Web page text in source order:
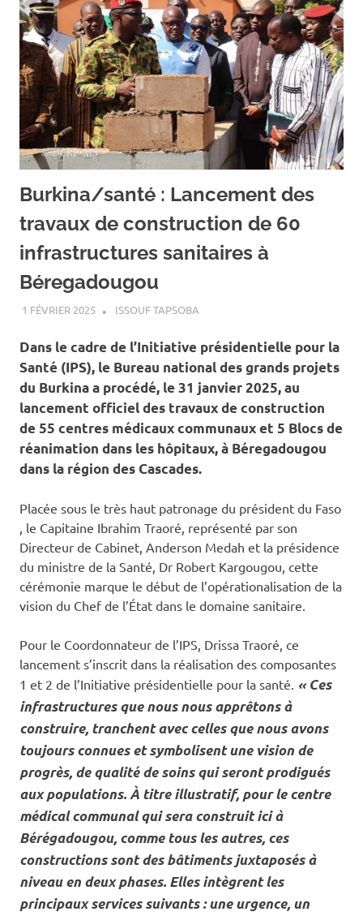
Burkina/santé : Lancement des
travaux de construction de 60
infrastructures sanitaires à
Béregadougou
1 FÉVRIER 2025 ISSOUF TAPSOBA
Dans le cadre de l’Initiative présidentielle pour la
Santé (IPS), le Bureau national des grands projets
du Burkina a procédé, le 31 janvier 2025, au
lancement officiel des travaux de construction
de 55 centres médicaux communaux et 5 Blocs de
réanimation dans les hôpitaux, à Béregadougou
dans la région des Cascades.
Placée sous le très haut patronage du président du Faso
, le Capitaine Ibrahim Traoré, représenté par son
Directeur de Cabinet, Anderson Medah et la présidence
du ministre de la Santé, Dr Robert Kargougou, cette
cérémonie marque le début de l’opérationalisation de la
vision du Chef de l’État dans le domaine sanitaire.
Pour le Coordonnateur de l’IPS, Drissa Traoré, ce
lancement s’inscrit dans la réalisation des composantes
1 et 2 de l’Initiative présidentielle pour la santé. « Ces
infrastructures que nous nous apprêtons à
construire, tranchent avec celles que nous avons
toujours connues et symbolisent une vision de
progrès, de qualité de soins qui seront prodigués
aux populations. À titre illustratif, pour le centre
médical communal qui sera construit ici à
Bérégadougou, comme tous les autres, ces
constructions sont des bâtiments juxtaposés à
niveau en deux phases. Elles intègrent les
principaux services suivants : une urgence, un